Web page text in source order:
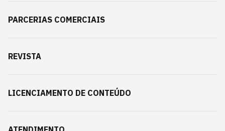
PARCERIAS COMERCIAIS
REVISTA
LICENCIAMENTO DE CONTEÚDO